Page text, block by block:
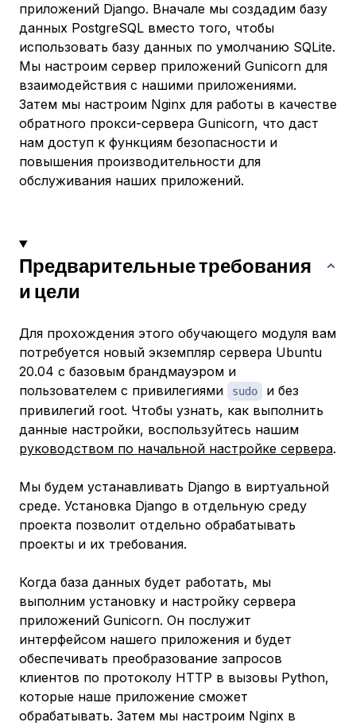
приложений Django. Вначале мы создадим базу
данных PostgreSQL вместо того, чтобы
использовать базу данных по умолчанию SQLite.
Мы настроим сервер приложений Gunicorn для
взаимодействия с нашими приложениями.
Затем мы настроим Nginx для работы в качестве
обратного прокси-сервера Gunicorn, что даст
нам доступ к функциям безопасности и
повышения производительности для
обслуживания наших приложений.
Предварительные требования
и цели
Для прохождения этого обучающего модуля вам
потребуется новый экземпляр сервера Ubuntu
20.04 с базовым брандмауэром и
пользователем с привилегиями
sudo
и без
привилегий root. Чтобы узнать, как выполнить
данные настройки, воспользуйтесь нашим
руководством по начальной настройке сервера.
Мы будем устанавливать Django в виртуальной
среде. Установка Django в отдельную среду
проекта позволит отдельно обрабатывать
проекты и их требования.
Когда база данных будет работать, мы
выполним установку и настройку сервера
приложений Gunicorn. Он послужит
интерфейсом нашего приложения и будет
обеспечивать преобразование запросов
клиентов по протоколу HTTP в вызовы Python,
которые наше приложение сможет
обрабатывать. Затем мы настроим Nginx в